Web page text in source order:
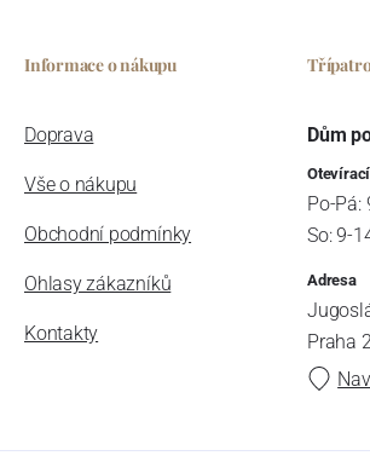
Informace o nákupu
Doprava
Vše o nákupu
Obchodní podmínky
Ohlasy zákazníků
Kontakty
Dům
Po-Pá:
So: 9-
Adresa
Praha